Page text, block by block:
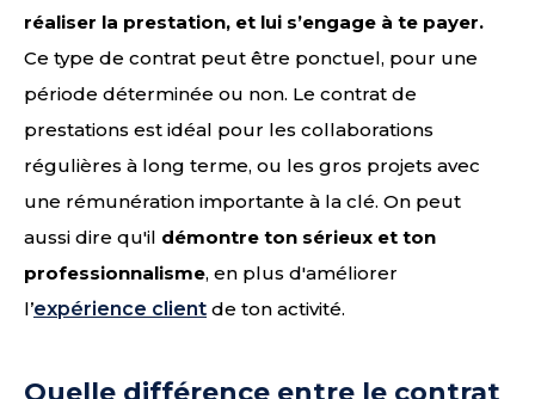
réaliser la prestation, et lui s’engage à te payer.
Ce type de contrat peut être ponctuel, pour une
période déterminée ou non. Le contrat de
prestations est idéal pour les collaborations
régulières à long terme, ou les gros projets avec
une rémunération importante à la clé. On peut
aussi dire qu'il démontre ton sérieux et ton
professionnalisme, en plus d'améliorer
l’expérience client de ton activité.
Quelle différence entre le contrat